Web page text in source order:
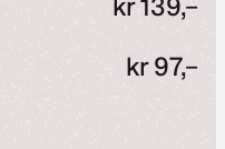
kr139,–
kr97,–